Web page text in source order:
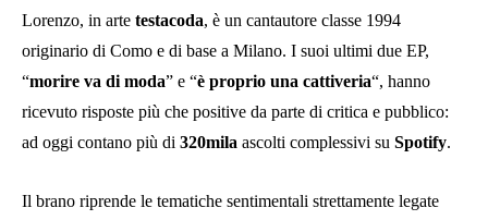
Lorenzo, in arte testacoda, è un cantautore classe 1994
originario di Como e di base a Milano. I suoi ultimi due EP,
“morire va di moda” e “è proprio una cattiveria“, hanno
ricevuto risposte più che positive da parte di critica e pubblico:
ad oggi contano più di 320mila ascolti complessivi su Spotify.
Il brano riprende le tematiche sentimentali strettamente legate